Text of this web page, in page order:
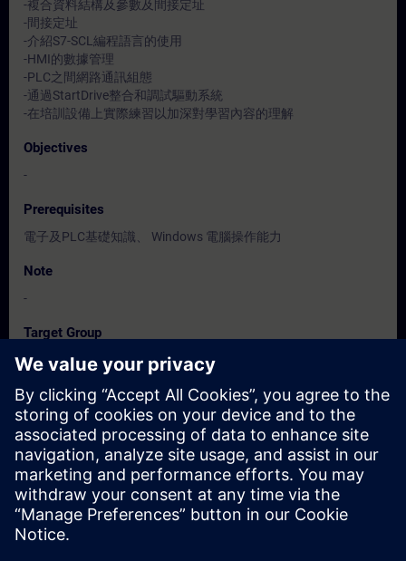
-複合資料結構及參數及間接定址
-間接定址
-介紹S7-SCL編程語言的使用
-HMI的數據管理
-PLC之間網路通訊組態
-通過StartDrive整合和調試驅動系統
-在培訓設備上實際練習以加深對學習內容的理解
Objectives
-
Prerequisites
電子及PLC基礎知識、 Windows 電腦操作能力
Note
-
Target Group
程式設計人員, 調機/試俥工程人員
Dates And Registration
Currently, no events available
Add yourself to the course request list and you will be notified
when new dates become available.
Activate notification service